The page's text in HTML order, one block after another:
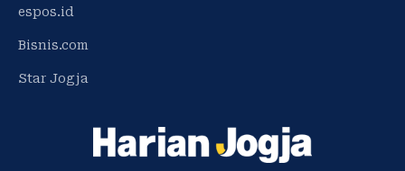
espos.id
Bisnis.com
Star Jogja